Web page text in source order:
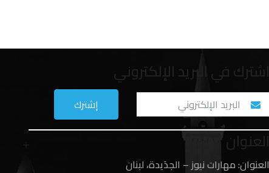
اشترك في البريد الإلكتروني
العنوان
العنوان: مهارات نيوز – الجدَيدة، لبنان